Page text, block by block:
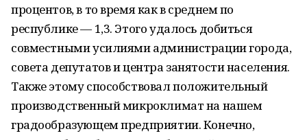
процентов, в то время как в среднем по
республике — 1,3. Этого удалось добиться
совместными усилиями администрации города,
совета депутатов и центра занятости населения.
Также этому способствовал положительный
производственный микроклимат на нашем
градообразующем предприятии. Конечно,